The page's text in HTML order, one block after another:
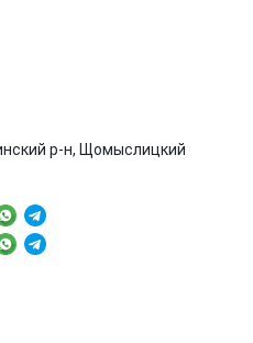
р-н, Щомыслицкий